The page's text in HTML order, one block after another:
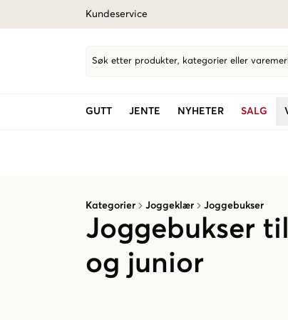
Kundeservice
Søk etter produkter, kategorier eller
GUTT JENTE NYHETER SALG
Kategorier Joggeklær Joggebukser
Joggebukser
og junior